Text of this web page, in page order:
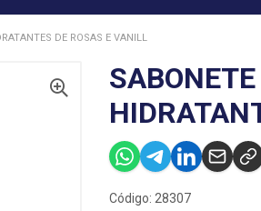
DE ROSAS E VANILL
Código: 28307